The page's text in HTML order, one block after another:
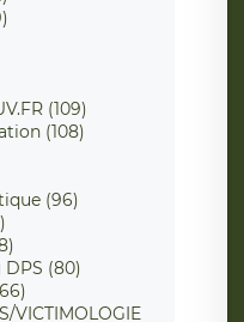
(109)
(108)
(96)
(80)
VICTIMOLOGIE